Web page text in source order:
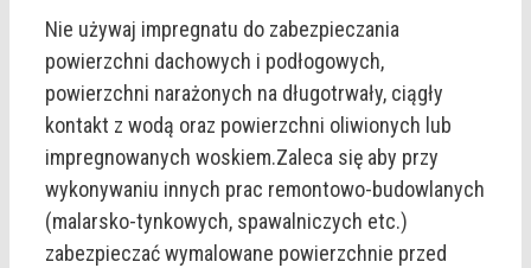
Nie używaj impregnatu do zabezpieczania
powierzchni dachowych i podłogowych,
powierzchni narażonych na długotrwały, ciągły
kontakt z wodą oraz powierzchni oliwionych lub
impregnowanych woskiem.Zaleca się aby przy
wykonywaniu innych prac remontowo-budowlanych
(malarsko-tynkowych, spawalniczych etc.)
zabezpieczać wymalowane powierzchnie przed